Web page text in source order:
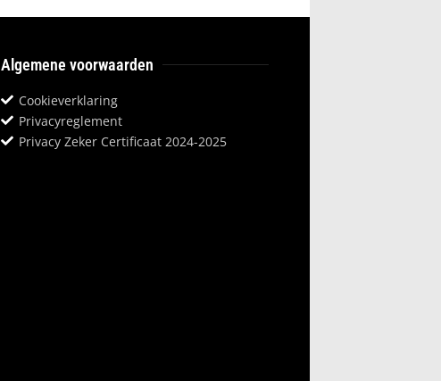
Algemene voorwaarden
Cookieverklaring
Privacyreglement
Privacy Zeker Certificaat 2024-2025